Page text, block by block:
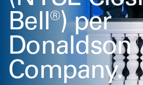
Bell®) per
Donaldson
Company.